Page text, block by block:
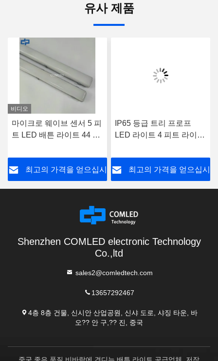
유사 제품
비디오
마이크로 웨이브 센서 5 피
트 LED 배튼 라이트 44 와
최고의 가격을 얻으십시
IP65 등급 트리 프로프
LED 라이트 4 피트 라이트
최고의 가격을 얻으십시
Shenzhen COMLED electronic Technology
Co.,ltd
sales2@comledtech.com
13657292467
4층 8층 건물, 신시안 산업공원, 신샤 도로, 샤징 타운, 바
오?? 안 구,?? 진, 중국